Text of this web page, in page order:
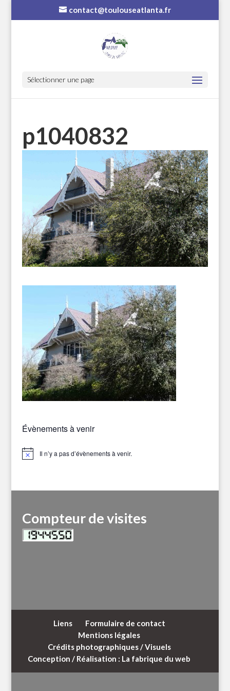
contact@toulouseatlanta.fr
Sélectionner une page
p1040832
Évènements à venir
Notice Il n’y a pas d’évènements à venir.
Compteur de visites
Liens
Formulaire de contact
Mentions légales
Crédits photographiques / Visuels
Conception / Réalisation : La fabrique du web